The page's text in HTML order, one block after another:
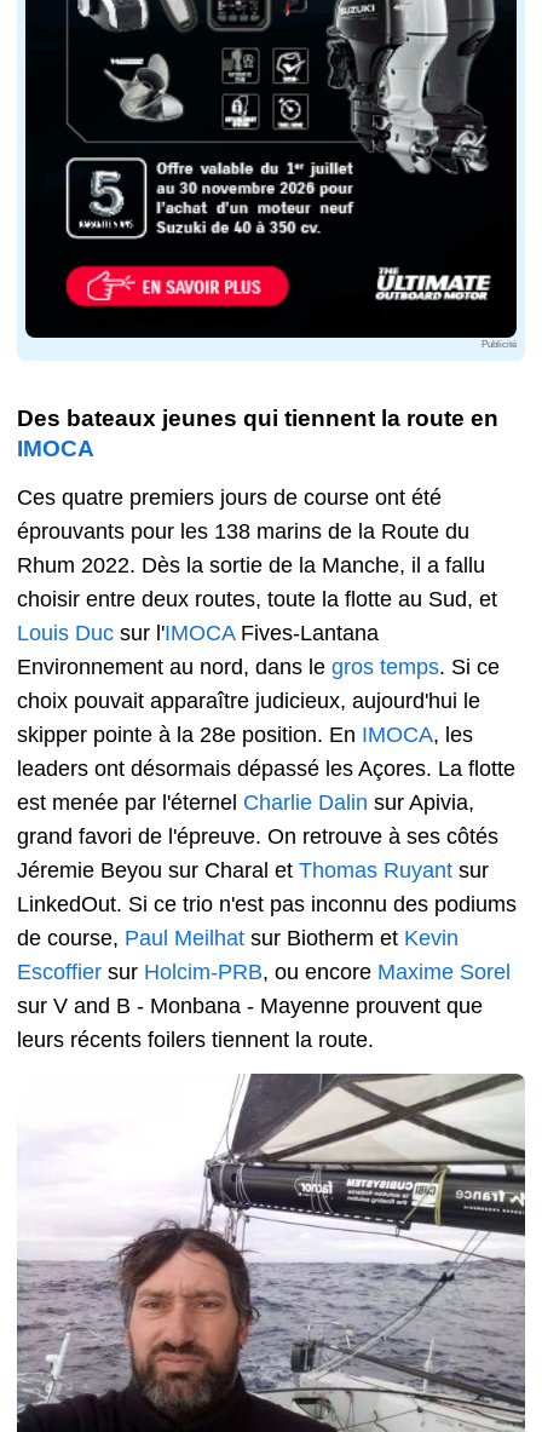
Publicité
Des bateaux jeunes qui tiennent la route en
IMOCA
Ces quatre premiers jours de course ont été
éprouvants pour les 138 marins de la Route du
Rhum 2022. Dès la sortie de la Manche, il a fallu
choisir entre deux routes, toute la flotte au Sud, et
Louis Duc sur l'IMOCAFives-Lantana
Environnement au nord, dans le gros temps. Si ce
choix pouvait apparaître judicieux, aujourd'hui le
skipper pointe à la 28e position. En IMOCA, les
leaders ont désormais dépassé les Açores. La flotte
est menée par l'éternel Charlie Dalin sur Apivia,
grand favori de l'épreuve. On retrouve à ses côtés
Jéremie Beyou sur Charal et Thomas Ruyant sur
LinkedOut. Si ce trio n'est pas inconnu des podiums
de course, Paul Meilhat sur Biotherm et Kevin
Escoffier sur Holcim-PRB, ou encore Maxime Sorel
sur V and B - Monbana - Mayenne prouvent que
leurs récents foilers tiennent la route.